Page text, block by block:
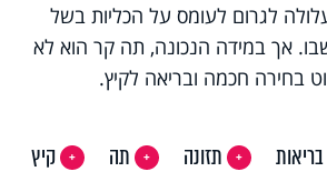
לגרום לעומס על הכליות בשל
אך במידה הנכונה, תה קר הוא לא
בחירה חכמה ובריאה לקיץ.
בריאות תזונה תה
קיץ